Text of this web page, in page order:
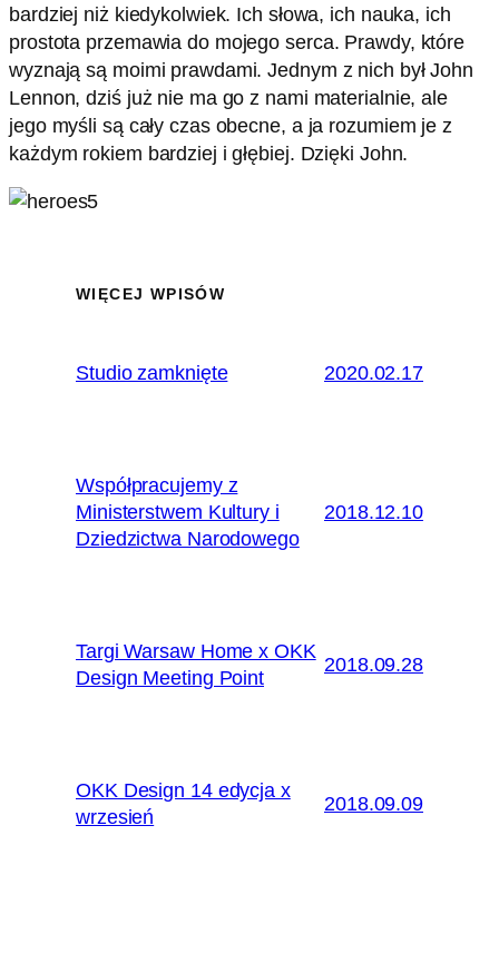
bardziej niż kiedykolwiek. Ich słowa, ich nauka, ich
prostota przemawia do mojego serca. Prawdy, które
wyznają są moimi prawdami. Jednym z nich był John
Lennon, dziś już nie ma go z nami materialnie, ale
jego myśli są cały czas obecne, a ja rozumiem je z
każdym rokiem bardziej i głębiej. Dzięki John.
WIĘCEJ WPISÓW
Studio zamknięte 2020.02.17
Współpracujemy z
Ministerstwem Kultury i
Dziedzictwa Narodowego
2018.12.10
Targi Warsaw Home x OKK
Design Meeting Point
2018.09.28
OKK Design 14 edycja x
wrzesień
2018.09.09